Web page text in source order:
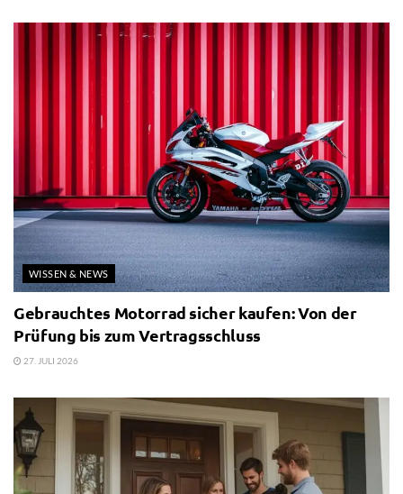
WISSEN & NEWS
Gebrauchtes Motorrad sicher kaufen: Von der
Prüfung bis zum Vertragsschluss
27. JULI 2026